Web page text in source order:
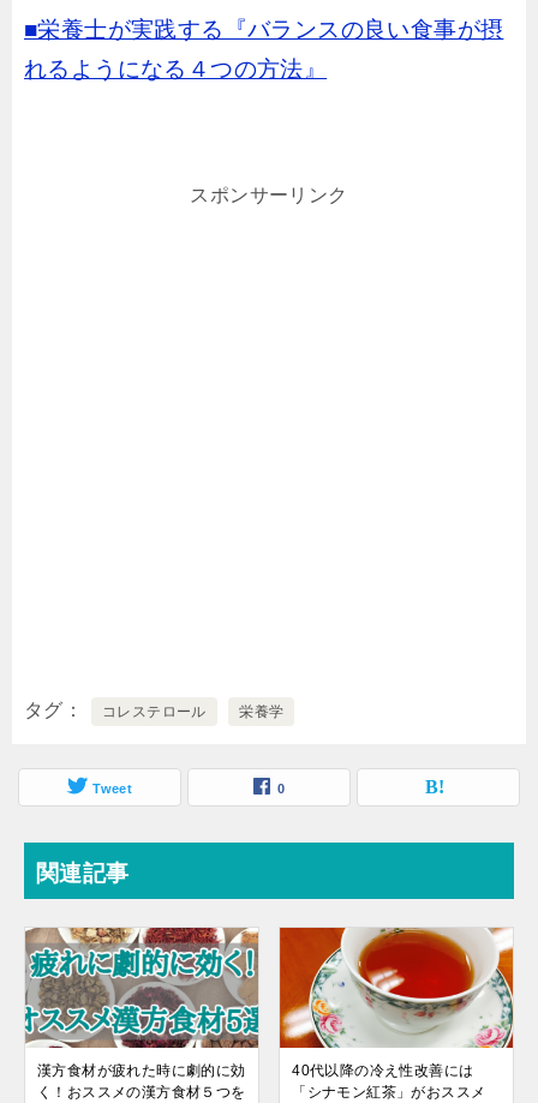
■栄養士が実践する『バランスの良い食事が摂
れるようになる４つの方法』
スポンサーリンク
タグ コレステロール 栄養学
Tweet 0
関連記事
漢方食材が疲れた時に劇的に効
く！おススメの漢方食材５つを
40代以降の冷え性改善には
「シナモン紅茶」がおススメ